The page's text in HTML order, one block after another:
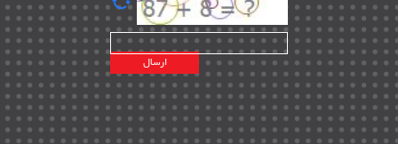
پیمانکاران بین المللی | ۸
اطلاعات انرژی کشورها | ۱۴
پروژه های خارجی | ۱۵
نقشه های نفت و گاز خارجی | ۱۰
شرکت های نفتی | ۱۴
پلانت های فعال | ۴۰